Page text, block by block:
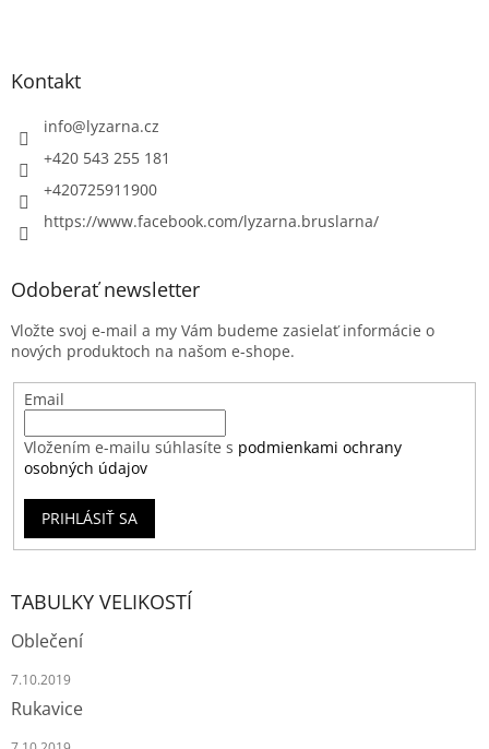
Kontakt
info@lyzarna.cz
+420 543 255 181
+420725911900
https://www.facebook.com/lyzarna.bruslarna/
Odoberať newsletter
Vložte svoj e-mail a my Vám budeme zasielať informácie o
nových produktoch na našom e-shope.
Email
Vložením e-mailu súhlasíte s podmienkami ochrany
osobných údajov
PRIHLÁSIŤ SA
TABULKY VELIKOSTÍ
Oblečení
7.10.2019
Rukavice